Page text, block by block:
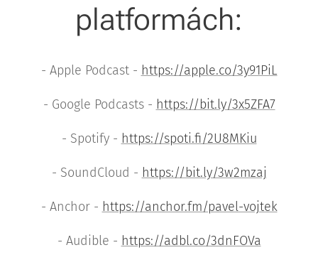
platformách:
- Apple Podcast - https://apple.co/3y91PiL
- Google Podcasts - https://bit.ly/3x5ZFA7
- Spotify - https://spoti.fi/2U8MKiu
- SoundCloud - https://bit.ly/3w2mzaj
- Anchor - https://anchor.fm/pavel-vojtek
- Audible - https://adbl.co/3dnFOVa